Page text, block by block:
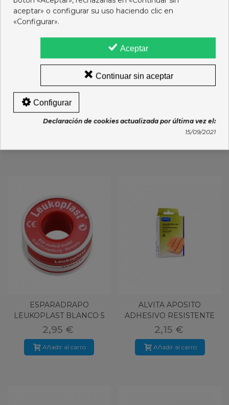
LEUKOTAPE K AZUL
NEUROMUSCULAR 5 X 5
CM
11,95 € 1,55 €
ESPARADRAPO
LEUKOPLAST BLANCO 5
M X 2,5 CM
2,95 €
Añadir al carro
ALVITA APOSITO
ADHESIVO RESISTENTE
AL AGUA TIRA
2,15 €
Añadir al carro
aceptar» o configurar su uso haciendo clic en
«Configurar».
Aceptar
Continuar sin aceptar
Configurar
Declaración de cookies actualizada por última vez el:
15/09/2021